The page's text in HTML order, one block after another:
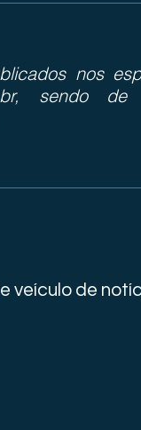
nos
sendo de
veículo de